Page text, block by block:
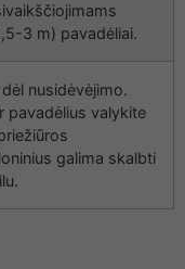
3 m) pavadėliai.
nusidėvėjimo.
pavadėlius valykite
galima skalbti